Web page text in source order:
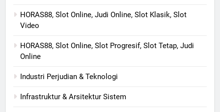
HORAS88, Slot Online, Judi Online, Slot Klasik, Slot
Video
HORAS88, Slot Online, Slot Progresif, Slot Tetap, Judi
Online
Industri Perjudian & Teknologi
Infrastruktur & Arsitektur Sistem